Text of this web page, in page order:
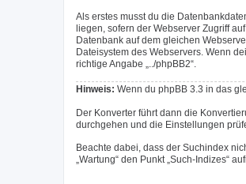
Als erstes musst du die
liegen, sofern der Webserver Zugriff
Datenbank auf dem gleichen
Dateisystem des Webservers. Wenn
richtige Angabe „../phpBB2“.
Hinweis: Wenn du phpBB 3.3 in das
Der Konverter führt dann die
durchgehen und die Einstellungen
Beachte dabei, dass der Suchindex
„Wartung“ den Punkt „Such-Indizes“